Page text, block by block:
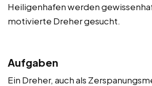
Heiligenhafen werden
motivierte Dreher gesucht.
Aufgaben
Ein Dreher, auch als